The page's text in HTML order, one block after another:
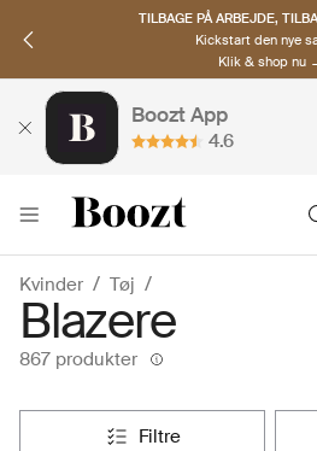
TILBAGE PÅ ARBEJDE,
Kickstart den nye
Klik & shop nu
Boozt App
4.6
Kvinder Tøj
Blazere
867 produkter
filtre